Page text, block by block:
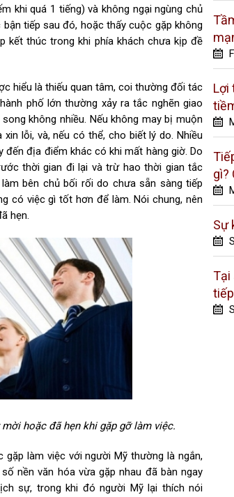
khi quá 1 tiếng) và không ngại ngùng chủ
tiếp sau đó, hoặc thấy cuộc gặp không
kết thúc trong khi phía khách chưa kịp đề
hiểu là thiếu quan tâm, coi thường đối tác
phố lớn thường xảy ra tắc nghẽn giao
không nhiều. Nếu không may bị muộn
lỗi, và, nếu có thể, cho biết lý do. Nhiều
địa điểm khác có khi mất hàng giờ. Do
thời gian đi lại và trừ hao thời gian tắc
bên chủ bối rối do chưa sẵn sàng tiếp
có việc gì tốt hơn để làm. Nói chung, nên
hẹn.
hoặc đã hẹn khi gặp gỡ làm việc.
làm việc với người Mỹ thường là ngắn,
nền văn hóa vừa gặp nhau đã bàn ngay
sự, trong khi đó người Mỹ lại thích nói
Lợi
gì?
Sự
Tại